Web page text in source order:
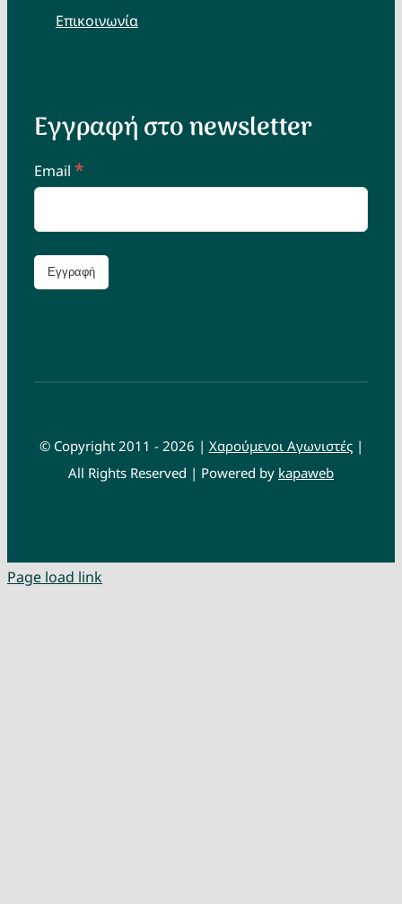
Επικοινωνία
Εγγραφή στο newsletter
Email *
© Copyright 2011 - 2026 | Χαρούμενοι Αγωνιστές|
All Rights Reserved | Powered by kapaweb
Page load link